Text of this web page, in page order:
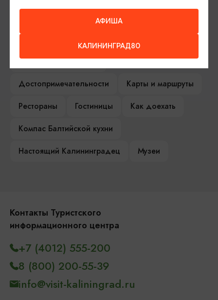
Афиша мероприятий
Сувениры
Гиды и экскурсоводы
Достопримечательности
Карты и маршруты
Рестораны
Гостиницы
Как доехать
Компас Балтийской кухни
Настоящий Калининградец
Музеи
Контакты Туристского
информационного центра
+7 (4012) 555-200
8 (800) 200-55-39
info@visit-kaliningrad.ru
АФИША
КАЛИНИНГРАД80